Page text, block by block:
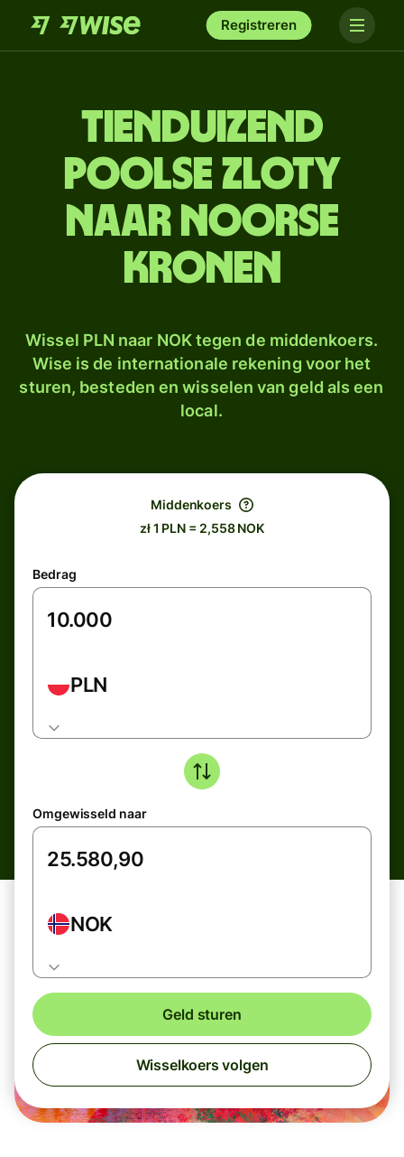
Registreren
tien­duizend
Poolse zloty
naar Noorse
kronen
Wissel PLN naar NOK tegen de middenkoers.
Wise is de internationale rekening voor het
sturen, besteden en wisselen van geld als een
local.
Middenkoers
zł 1 PLN = 2,558 NOK
Bedrag
PLN
Omgewisseld naar
NOK
Geld sturen
Wisselkoers volgen